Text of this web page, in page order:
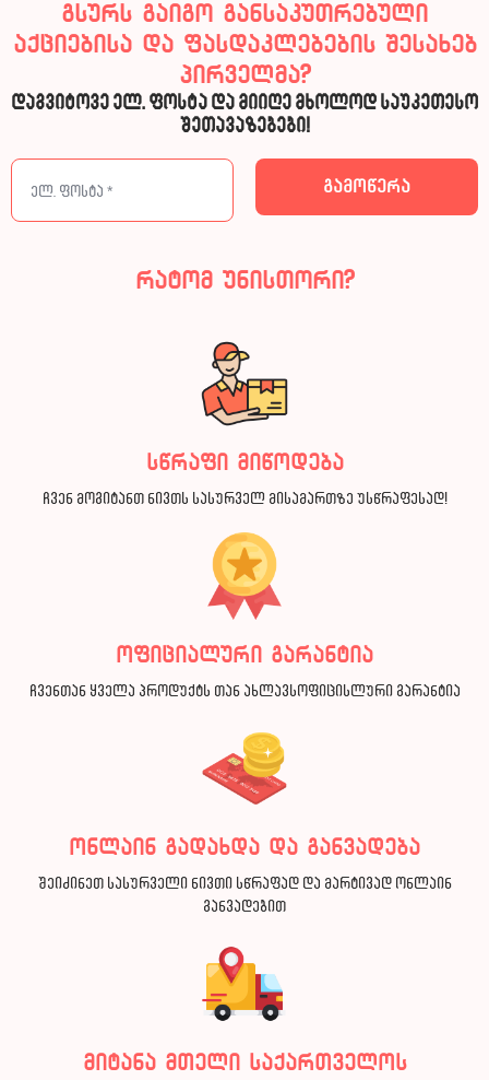
გსურს გაიგო განსაკუთრებული
აქციებისა და ფასდაკლებების შესახებ
პირველმა?
დაგვიტოვე ელ. ფოსტა და მიიღე მხოლოდ საუკეთესო
შეთავაზებები!
რატომ უნისთორი?
სწრაფი მიწოდება
ჩვენ მოგიტანთ ნივთს სასურველ მისამართზე უსწრაფესად!
ოფიციალური გარანტია
ჩვენთან ყველა პროდუქტს თან ახლავსოფიცისლური გარანტია
ონლაინ გადახდა და განვადება
შეიძინეთ სასურველი ნივთი სწრაფად და მარტივად ონლაინ
განვადებით
მიტანა მთელი საქართველოს